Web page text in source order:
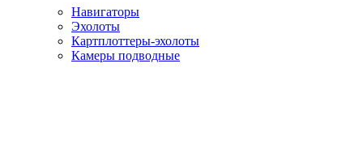
Навигаторы
Эхолоты
Картплоттеры-эхолоты
Камеры подводные